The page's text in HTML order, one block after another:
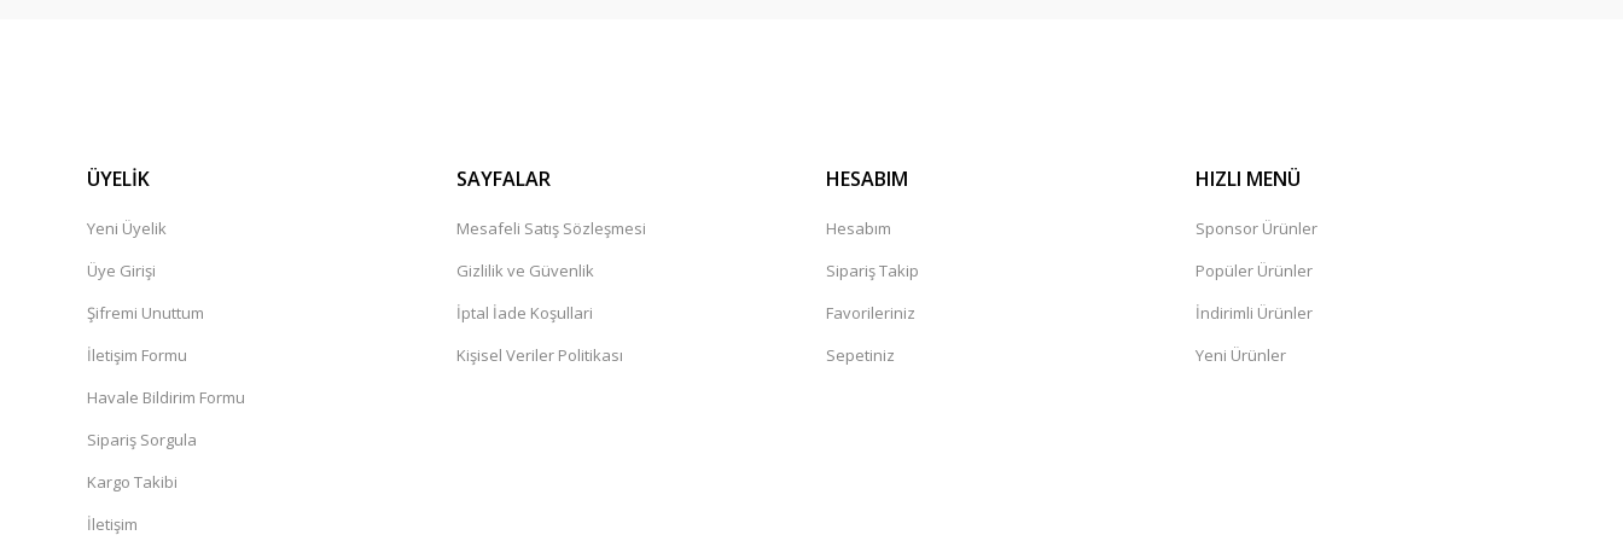
ÜYELİK
Yeni Üyelik
Üye Girişi
Şifremi Unuttum
İletişim Formu
Havale Bildirim Formu
Sipariş Sorgula
Kargo Takibi
İletişim
SAYFALAR
Mesafeli Satış Sözleşmesi
Gizlilik ve Güvenlik
İptal İade Koşullari
Kişisel Veriler Politikası
HESABIM
Hesabım
Sipariş Takip
Favorileriniz
Sepetiniz
HIZLI MENÜ
Sponsor Ürünler
Popüler Ürünler
İndirimli Ürünler
Yeni Ürünler